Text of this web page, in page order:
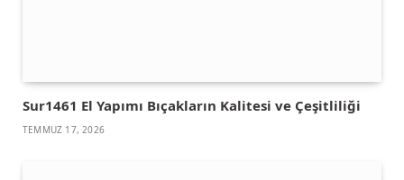
Sur1461 El Yapımı Bıçakların Kalitesi ve Çeşitliliği
TEMMUZ 17, 2026